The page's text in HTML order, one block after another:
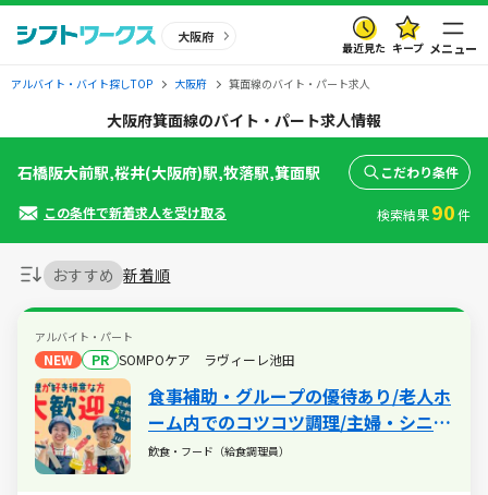
大阪府
最近見た キープ メニュー
アルバイト・バイト探しTOP 大阪府 箕面線のバイト・パート求人
大阪府箕面線のバイト・パート求人情報
おすすめ 新着順
アルバイト・パート
NEW PR SOMPOケア ラヴィーレ池田
食事補助・グループの優待あり/老人ホ
ーム内でのコツコツ調理/主婦・シニア
活躍中/扶養内・WワークもOK
飲食・フード（給食調理員）
石橋阪大前駅,桜井(大阪府)駅,牧落駅,箕面駅 こだわり条件
この条件で新着求人を受け取る 検索結果90件